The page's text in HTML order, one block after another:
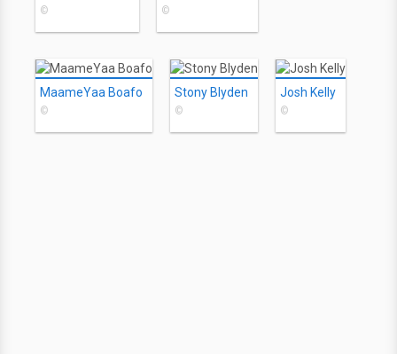
© ©
MaameYaa Boafo
©
Stony Blyden
©
Josh Kelly
©